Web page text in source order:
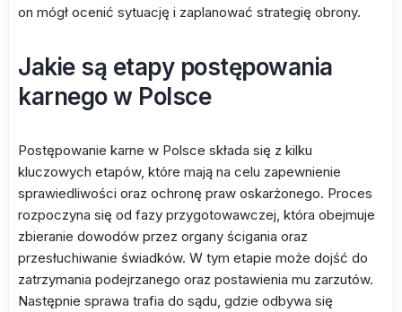
on mógł ocenić sytuację i zaplanować strategię obrony.
Jakie są etapy postępowania
karnego w Polsce
Postępowanie karne w Polsce składa się z kilku
kluczowych etapów, które mają na celu zapewnienie
sprawiedliwości oraz ochronę praw oskarżonego. Proces
rozpoczyna się od fazy przygotowawczej, która obejmuje
zbieranie dowodów przez organy ścigania oraz
przesłuchiwanie świadków. W tym etapie może dojść do
zatrzymania podejrzanego oraz postawienia mu zarzutów.
Następnie sprawa trafia do sądu, gdzie odbywa się